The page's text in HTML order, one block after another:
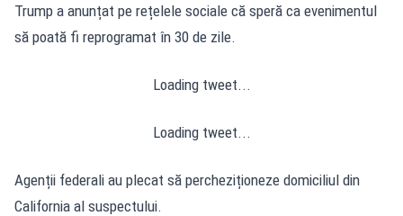
Trump a anunțat pe rețelele sociale că speră ca evenimentul
să poată fi reprogramat în 30 de zile.
Loading tweet...
Loading tweet...
Agenții federali au plecat să percheziționeze domiciliul din
California al suspectului.